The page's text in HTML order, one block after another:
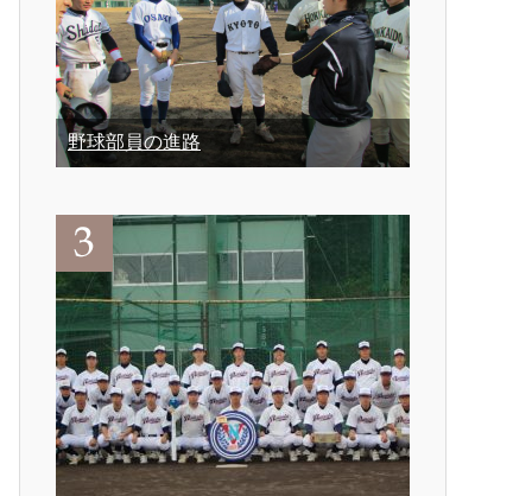
野球部員の進路